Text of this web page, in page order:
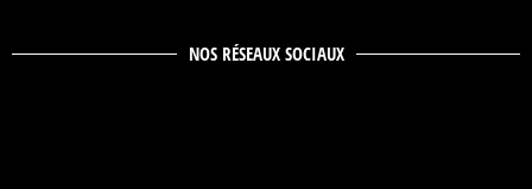
NOS RÉSEAUX SOCIAUX